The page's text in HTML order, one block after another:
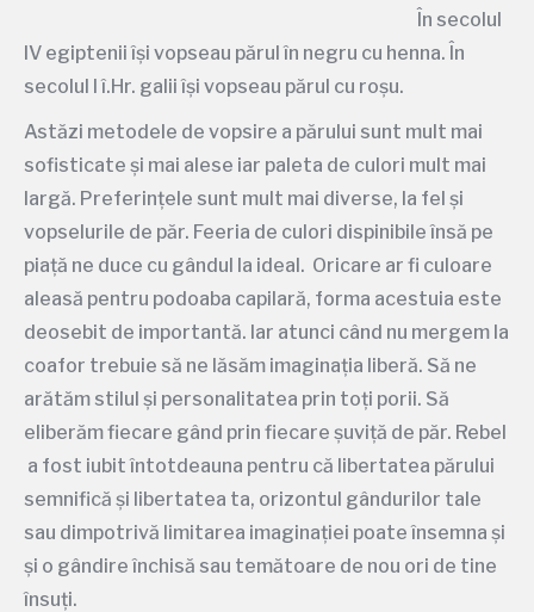
În secolul
IV egiptenii își vopseau părul în negru cu henna. În
secolul I î.Hr. galii își vopseau părul cu roșu.
Astăzi metodele de vopsire a părului sunt mult mai
sofisticate și mai alese iar paleta de culori mult mai
largă. Preferințele sunt mult mai diverse, la fel și
vopselurile de păr. Feeria de culori dispinibile însă pe
piață ne duce cu gândul la ideal. Oricare ar fi culoare
aleasă pentru podoaba capilară, forma acestuia este
deosebit de importantă. Iar atunci când nu mergem la
coafor trebuie să ne lăsăm imaginația liberă. Să ne
arătăm stilul și personalitatea prin toți porii. Să
eliberăm fiecare gând prin fiecare șuviță de păr. Rebel
a fost iubit întotdeauna pentru că libertatea părului
semnifică și libertatea ta, orizontul gândurilor tale
sau dimpotrivă limitarea imaginației poate însemna și
și o gândire închisă sau temătoare de nou ori de tine
însuți.